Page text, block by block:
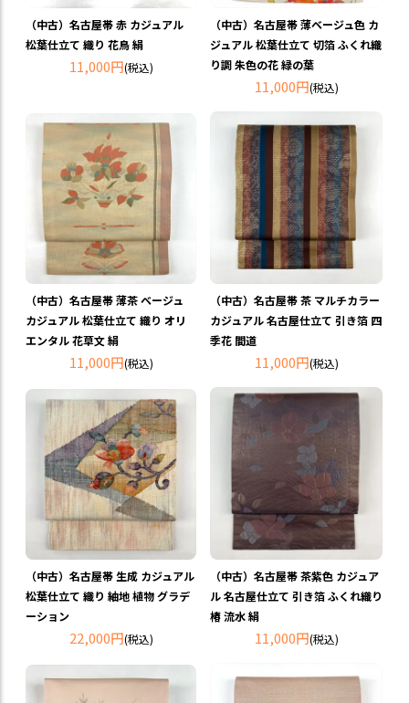
（中古）名古屋帯 赤 カジュアル
松葉仕立て 織り 花鳥 絹
11,000円(税込)
（中古）名古屋帯 薄ベージュ色 カ
ジュアル 松葉仕立て 切箔 ふくれ織
り調 朱色の花 緑の葉
11,000円(税込)
（中古）名古屋帯 薄茶 ベージュ
カジュアル 松葉仕立て 織り オリ
エンタル 花草文 絹
11,000円(税込)
（中古）名古屋帯 茶 マルチカラー
カジュアル 名古屋仕立て 引き箔 四
季花 間道
11,000円(税込)
（中古）名古屋帯 生成 カジュアル
松葉仕立て 織り 紬地 植物 グラデ
ーション
22,000円(税込)
（中古）名古屋帯 茶紫色 カジュア
ル 名古屋仕立て 引き箔 ふくれ織り
椿 流水 絹
11,000円(税込)